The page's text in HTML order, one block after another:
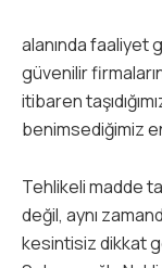
alanında faaliyet
güvenilir
itibaren
benimsediğimiz
Tehlikeli madde
değil, aynı
kesintisiz dikkat